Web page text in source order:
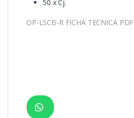
50 x Cj.
OP-LSCB-R FICHA TECNICA PDF